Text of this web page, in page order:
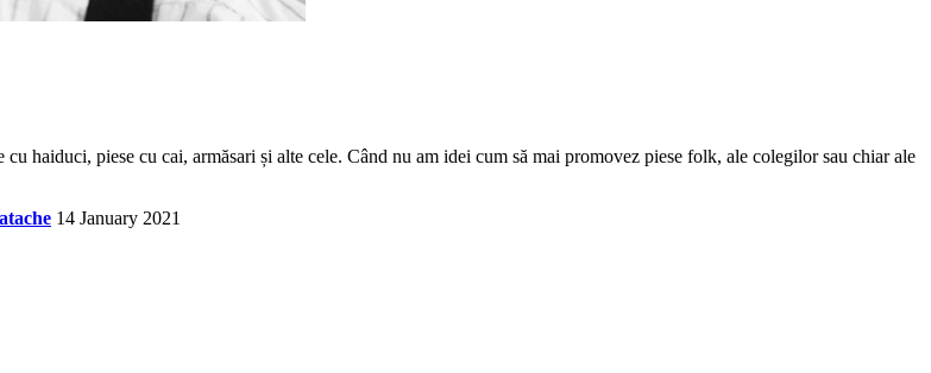
haiduci, piese cu cai, armăsari și alte cele. Când nu am idei cum să mai promovez piese folk, ale colegilor sau chiar ale
14 January 2021